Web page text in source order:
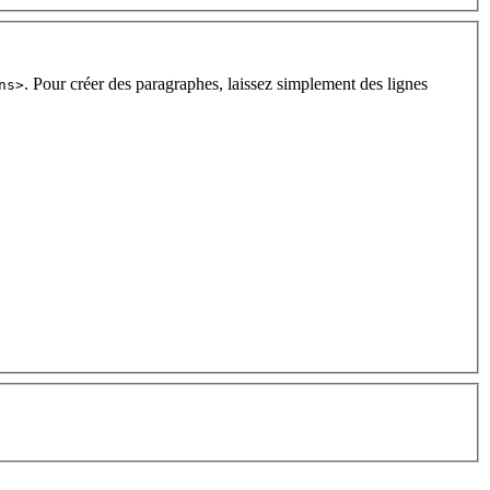
. Pour créer des paragraphes, laissez simplement des lignes